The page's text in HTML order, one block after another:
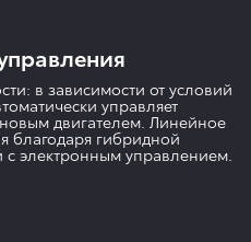
в зависимости от условий
управляет
двигателем. Линейное
благодаря гибридной
с электронным управлением.